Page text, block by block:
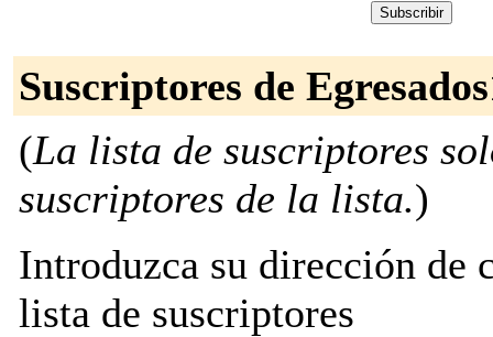
Suscriptores de
(La lista de suscriptores
suscriptores de la lista.)
Introduzca su dirección de
lista de suscriptores